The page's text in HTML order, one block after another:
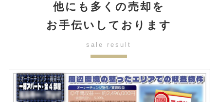
他にも多くの売却を
お手伝いしております
sale result